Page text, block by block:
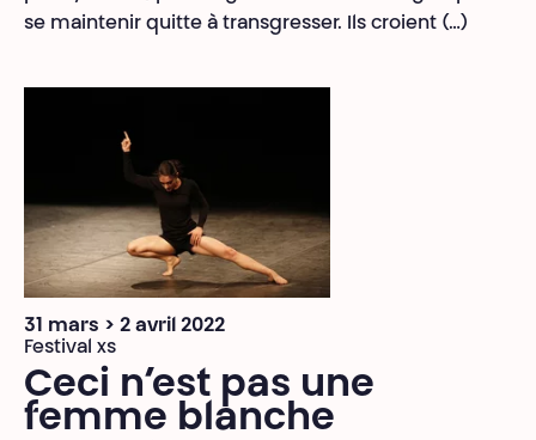
se maintenir quitte à transgresser. Ils croient (…)
31 mars > 2 avril 2022
Festival xs
Ceci n’est pas une
femme blanche